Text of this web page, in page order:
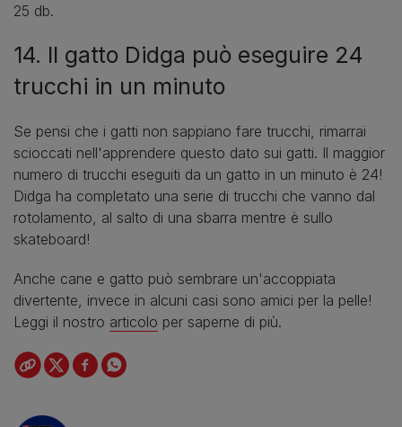
25 db.
14. Il gatto Didga può eseguire 24
trucchi in un minuto
Se pensi che i gatti non sappiano fare trucchi, rimarrai
scioccati nell'apprendere questo dato sui gatti. Il maggior
numero di trucchi eseguiti da un gatto in un minuto è 24!
Didga ha completato una serie di trucchi che vanno dal
rotolamento, al salto di una sbarra mentre è sullo
skateboard!
Anche cane e gatto può sembrare un'accoppiata
divertente, invece in alcuni casi sono amici per la pelle!
Leggi il nostro articolo per saperne di più.